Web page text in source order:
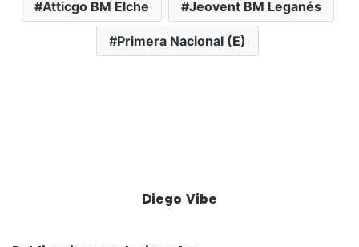
Atticgo BM Elche Jeovent BM Leganés
Primera Nacional (E)
Diego Vibe